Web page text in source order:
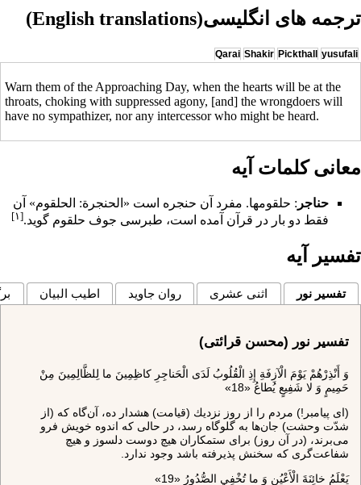
ترجمه های انگلیسی(English translations)
Qarai Shakir Pickthall yusufali
Warn them of the Approaching Day, when the hearts will be at the
throats, choking with suppressed agony, [and] the wrongdoers will
have no sympathizer, nor any intercessor who might be heard.
معانی کلمات آیه
حناجر : حلقوم‏ها. مفرد آن حنجره است «الحنجرة: الحلقوم» آن
فقط دو بار در قرآن آمده است، طبرسى جوف حلقوم گويد.[۱]
تفسیر آیه
تفسیر نور اثنی عشری روان جاوید اطیب البیان
تفسیر نور (محسن قرائتی)
وَ أَنْذِرْهُمْ يَوْمَ الْآزِفَةِ إِذِ الْقُلُوبُ لَدَى الْحَناجِرِ كاظِمِينَ ما لِلظَّالِمِينَ مِنْ
حَمِيمٍ وَ لا شَفِيعٍ يُطاعُ «18»
(اى پيامبر!) مردم را از روز نزديك (قيامت) هشدار ده، آن‌گاه كه (از
شدّت وحشت) جان‌ها به گلوگاه رسد، در حالى كه اندوه خويش فرو
مى‌برند، (در آن روز) براى ستمكاران هيچ دوست دلسوز و هيچ
شفاعت‌گرى كه سخنش پذيرفته باشد وجود ندارد.
يَعْلَمُ خائِنَةَ الْأَعْيُنِ وَ ما تُخْفِي الصُّدُورُ «19»